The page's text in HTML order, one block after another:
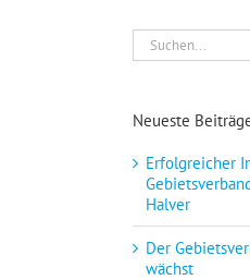
Suche
nach:
Neueste
Erfolgreicher
Halver
Der
wächst